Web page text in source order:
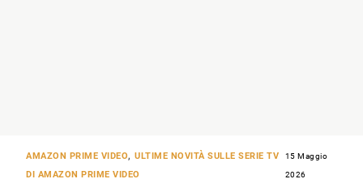
AMAZON PRIME VIDEO,ULTIME NOVITÀ SULLE SERIE TV
DI AMAZON PRIME VIDEO
15 Maggio
2026